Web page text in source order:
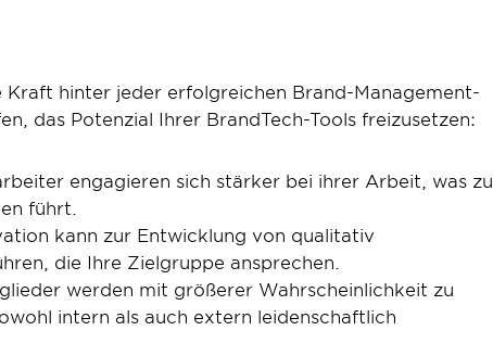
hinter jeder erfolgreichen Brand-Management-
das Potenzial Ihrer BrandTech-Tools freizusetzen:
engagieren sich stärker bei ihrer Arbeit, was zu
führt.
kann zur Entwicklung von qualitativ
die Ihre Zielgruppe ansprechen.
werden mit größerer Wahrscheinlichkeit zu
intern als auch extern leidenschaftlich